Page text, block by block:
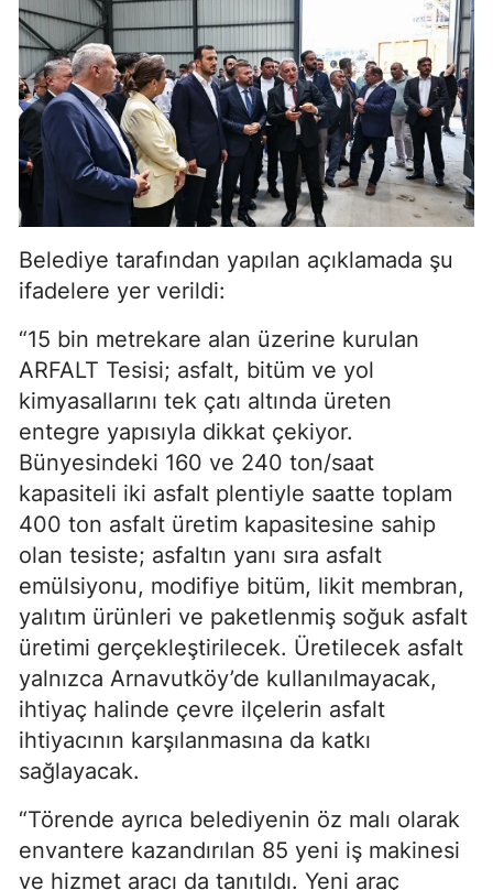
Belediye tarafından yapılan açıklamada şu
ifadelere yer verildi:
“15 bin metrekare alan üzerine kurulan
ARFALT Tesisi; asfalt, bitüm ve yol
kimyasallarını tek çatı altında üreten
entegre yapısıyla dikkat çekiyor.
Bünyesindeki 160 ve 240 ton/saat
kapasiteli iki asfalt plentiyle saatte toplam
400 ton asfalt üretim kapasitesine sahip
olan tesiste; asfaltın yanı sıra asfalt
emülsiyonu, modifiye bitüm, likit membran,
yalıtım ürünleri ve paketlenmiş soğuk asfalt
üretimi gerçekleştirilecek. Üretilecek asfalt
yalnızca Arnavutköy’de kullanılmayacak,
ihtiyaç halinde çevre ilçelerin asfalt
ihtiyacının karşılanmasına da katkı
sağlayacak.
“Törende ayrıca belediyenin öz malı olarak
envantere kazandırılan 85 yeni iş makinesi
ve hizmet aracı da tanıtıldı. Yeni araç